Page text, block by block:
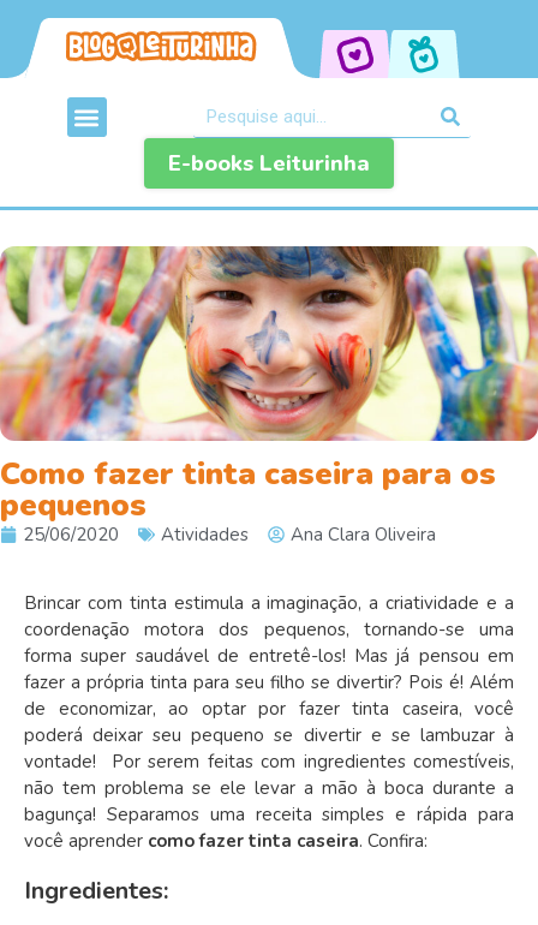
E-books Leiturinha
Como fazer tinta caseira para os
pequenos
25/06/2020 Atividades Ana Clara Oliveira
Brincar com tinta estimula aimaginação, acriatividade e a
coordenação motora dos pequenos, tornando-se uma
forma super saudável de entretê-los! Mas já pensou em
fazer a própria tinta para seu filho se divertir? Pois é! Além
de economizar, ao optar por fazer tinta caseira, você
poderá deixar seu pequeno se divertir e se lambuzar à
vontade! Por serem feitas com ingredientes comestíveis,
não tem problema se ele levar a mão à boca durante a
bagunça! Separamos uma receita simples e rápida para
você aprender como fazer tinta caseira. Confira:
Ingredientes: